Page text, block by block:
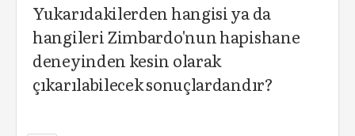
Yukarıdakilerden hangisi ya da
hangileri Zimbardo'nun hapishane
deneyinden kesin olarak
çıkarılabilecek sonuçlardandır?